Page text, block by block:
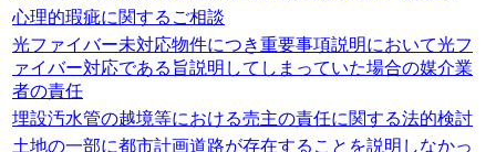
心理的瑕疵に関するご相談
光ファイバー未対応物件につき重要事項説明において光フ
ァイバー対応である旨説明してしまっていた場合の媒介業
者の責任
埋設汚水管の越境等における売主の責任に関する法的検討
土地の一部に都市計画道路が存在することを説明しなかっ